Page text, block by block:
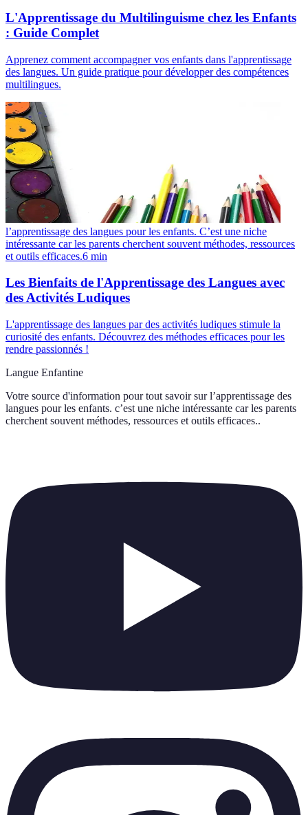
L'Apprentissage du Multilinguisme chez les Enfants
: Guide Complet
Apprenez comment accompagner vos enfants dans l'apprentissage
des langues. Un guide pratique pour développer des compétences
multilingues.
l’apprentissage des langues pour les enfants. C’est une niche
intéressante car les parents cherchent souvent méthodes, ressources
et outils efficaces.6 min
Les Bienfaits de l'Apprentissage des Langues avec
des Activités Ludiques
L'apprentissage des langues par des activités ludiques stimule la
curiosité des enfants. Découvrez des méthodes efficaces pour les
rendre passionnés !
Langue Enfantine
Votre source d'information pour tout savoir sur l’apprentissage des
langues pour les enfants. c’est une niche intéressante car les parents
cherchent souvent méthodes, ressources et outils efficaces..